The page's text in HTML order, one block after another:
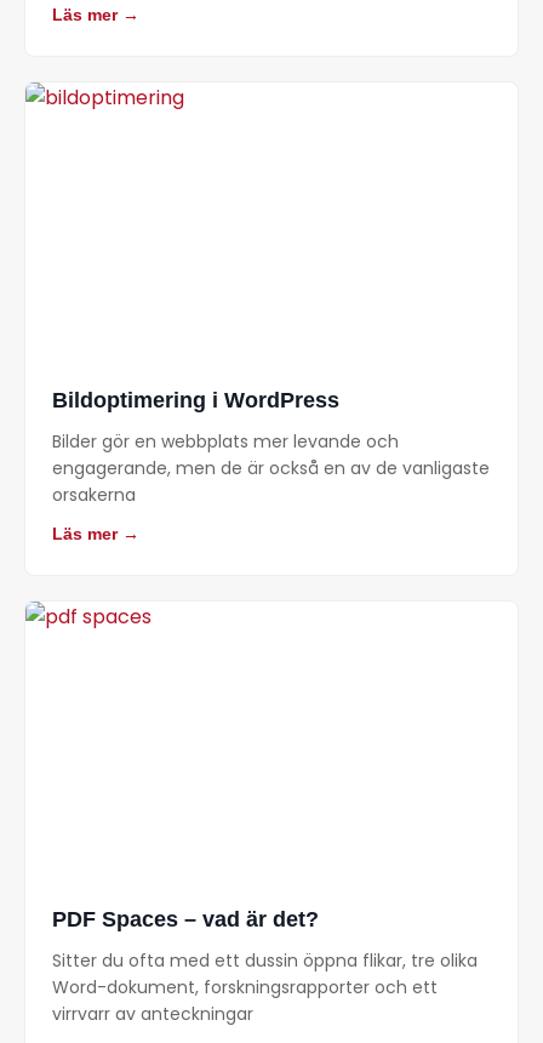
Läs mer →
Bildoptimering i WordPress
Bilder gör en webbplats mer levande och
engagerande, men de är också en av de vanligaste
orsakerna
Läs mer →
PDF Spaces – vad är det?
Sitter du ofta med ett dussin öppna flikar, tre olika
Word-dokument, forskningsrapporter och ett
virrvarr av anteckningar